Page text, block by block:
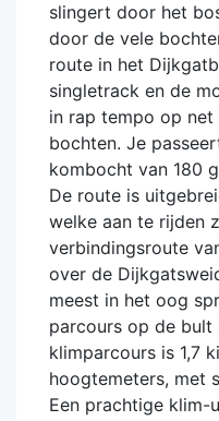
slingert door het
door de vele
route in het
singletrack en de
in rap tempo op
bochten. Je
kombocht van 180
De route is
welke aan te rijden
verbindingsroute
over de
meest in het oog
parcours op de bult
klimparcours is 1,7
hoogtemeters, met
Een prachtige klim-